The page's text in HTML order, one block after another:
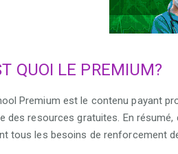
QUOI LE PREMIUM?
Premium est le contenu payant
des resources gratuites. En
tous les besoins de renforcement